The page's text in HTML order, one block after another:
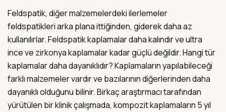
Feldspatik, diğer malzemelerdeki ilerlemeler
feldspatikleri arka plana ittiğinden, giderek daha az
kullanılırlar. Feldspatik kaplamalar daha kalındır ve ultra
ince ve zirkonya kaplamalar kadar güçlü değildir. Hangi tür
kaplamalar daha dayanıklıdır? Kaplamaların yapılabileceği
farklı malzemeler vardır ve bazılarının diğerlerinden daha
dayanıklı olduğunu bilinir. Birkaç araştırmacı tarafından
yürütülen bir klinik çalışmada, kompozit kaplamaların 5 yıl